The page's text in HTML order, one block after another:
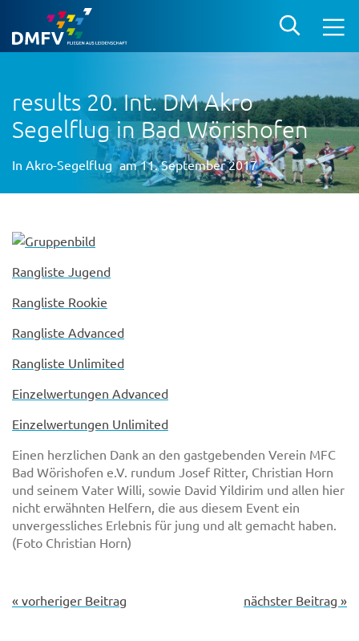
results 20. Int. DM Akro
Segelflug in Bad Wörishofen
In Akro-Segelflug am 11. September 2017
Rangliste Jugend
Rangliste Rookie
Rangliste Advanced
Rangliste Unlimited
Einzelwertungen Advanced
Einzelwertungen Unlimited
Einen herzlichen Dank an den gastgebenden Verein MFC
Bad Wörishofen e.V. rundum Josef Ritter, Christian Horn
und seinem Vater Willi, sowie David Yildirim und allen hier
nicht erwähnten Helfern, die aus diesem Event ein
unvergessliches Erlebnis für jung und alt gemacht haben.
(Foto Christian Horn)
« vorheriger Beitrag nächster Beitrag »